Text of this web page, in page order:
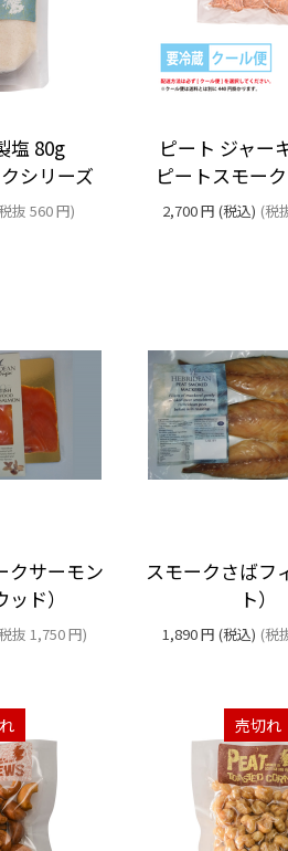
塩 80g
シリーズ
抜560円)
ピート ジャー
ピートスモー
2,700円 (税込) (税
クサーモン
ッド）
抜1,750円)
スモークさばフ
ト）
1,890円 (税込) (税
売切れ